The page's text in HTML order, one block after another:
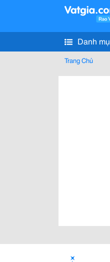
Danh
Trang Chủ